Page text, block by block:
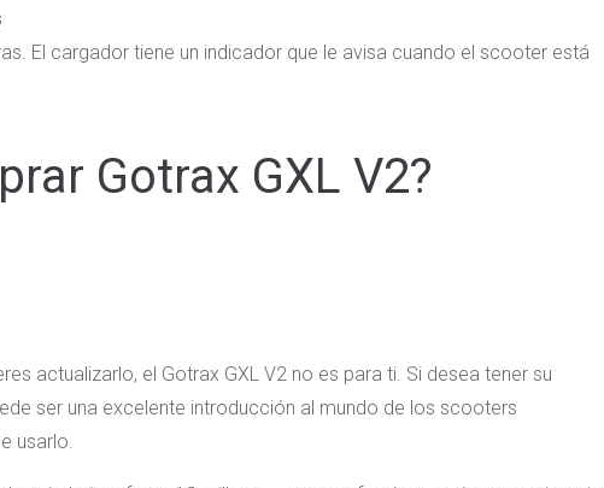
El cargador tiene un indicador que le avisa cuando el scooter está
Gotrax GXL V2?
actualizarlo, el Gotrax GXL V2 no es para ti. Si desea tener su
ser una excelente introducción al mundo de los scooters
usarlo.